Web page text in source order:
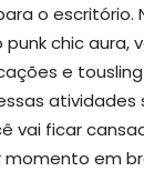
o escritório.
chic aura,
e
atividades
vai ficar
em